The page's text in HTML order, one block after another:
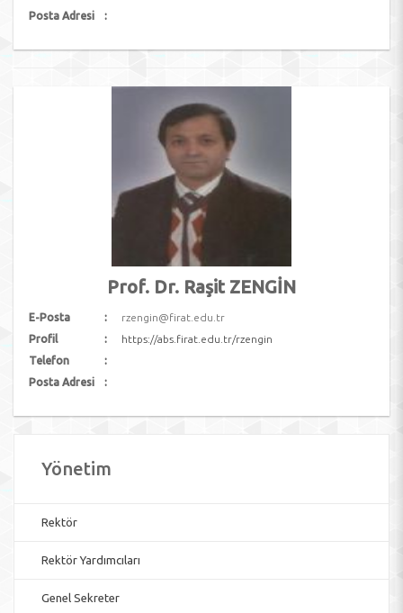
Posta Adresi
Prof. Dr. Raşit ZENGİN
E-Posta
rzengin@firat.edu.tr
Profil
https://abs.firat.edu.tr/rzengin
Telefon
Posta Adresi
Yönetim
Rektör
Rektör Yardımcıları
Genel Sekreter